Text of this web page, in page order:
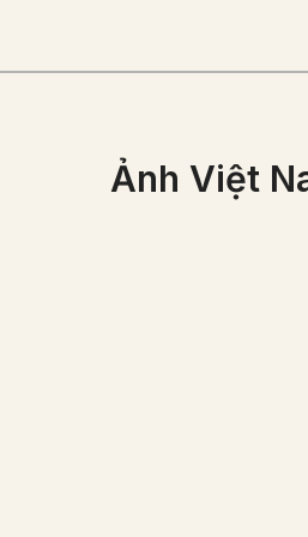
Ảnh Việt